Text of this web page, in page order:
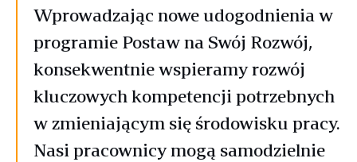
Wprowadzając nowe udogodnienia w
programie Postaw na Swój Rozwój,
konsekwentnie wspieramy rozwój
kluczowych kompetencji potrzebnych
w zmieniającym się środowisku pracy.
Nasi pracownicy mogą samodzielnie